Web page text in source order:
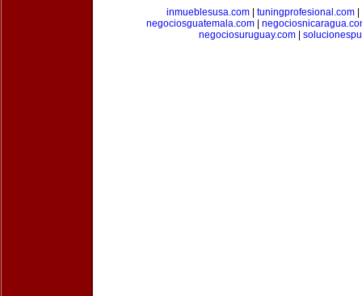
inmueblesusa.com
tuningprofesional.com
negociosguatemala.com
negociosuruguay.com